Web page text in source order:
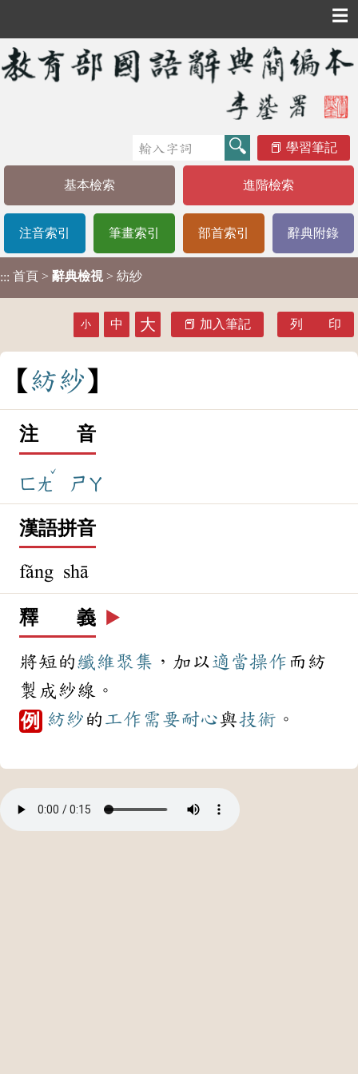
☰
學習筆記
基本檢索 進階檢索
注音索引 筆畫索引 部首索引 辭典附錄
::: 首頁 > 辭典檢視 > 紡紗
小 中 大 加入筆記 列 印
紡紗
注 音
ㄈㄤ
ˇ
ㄕㄚ
漢語拼音
fǎng shā
釋 義 ▶️
將短的纖維聚集 ，加以適當操作 而紡
製成紗線。
例 紡紗 的 工作 需要耐心與技術 。